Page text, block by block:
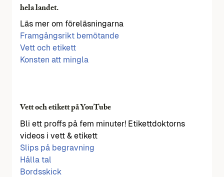
hela landet.
Läs mer om föreläsningarna
Framgångsrikt bemötande
Vett och etikett
Konsten att mingla
Vett och etikett på YouTube
Bli ett proffs på fem minuter! Etikettdoktorns
videos i vett & etikett
Slips på begravning
Hålla tal
Bordsskick